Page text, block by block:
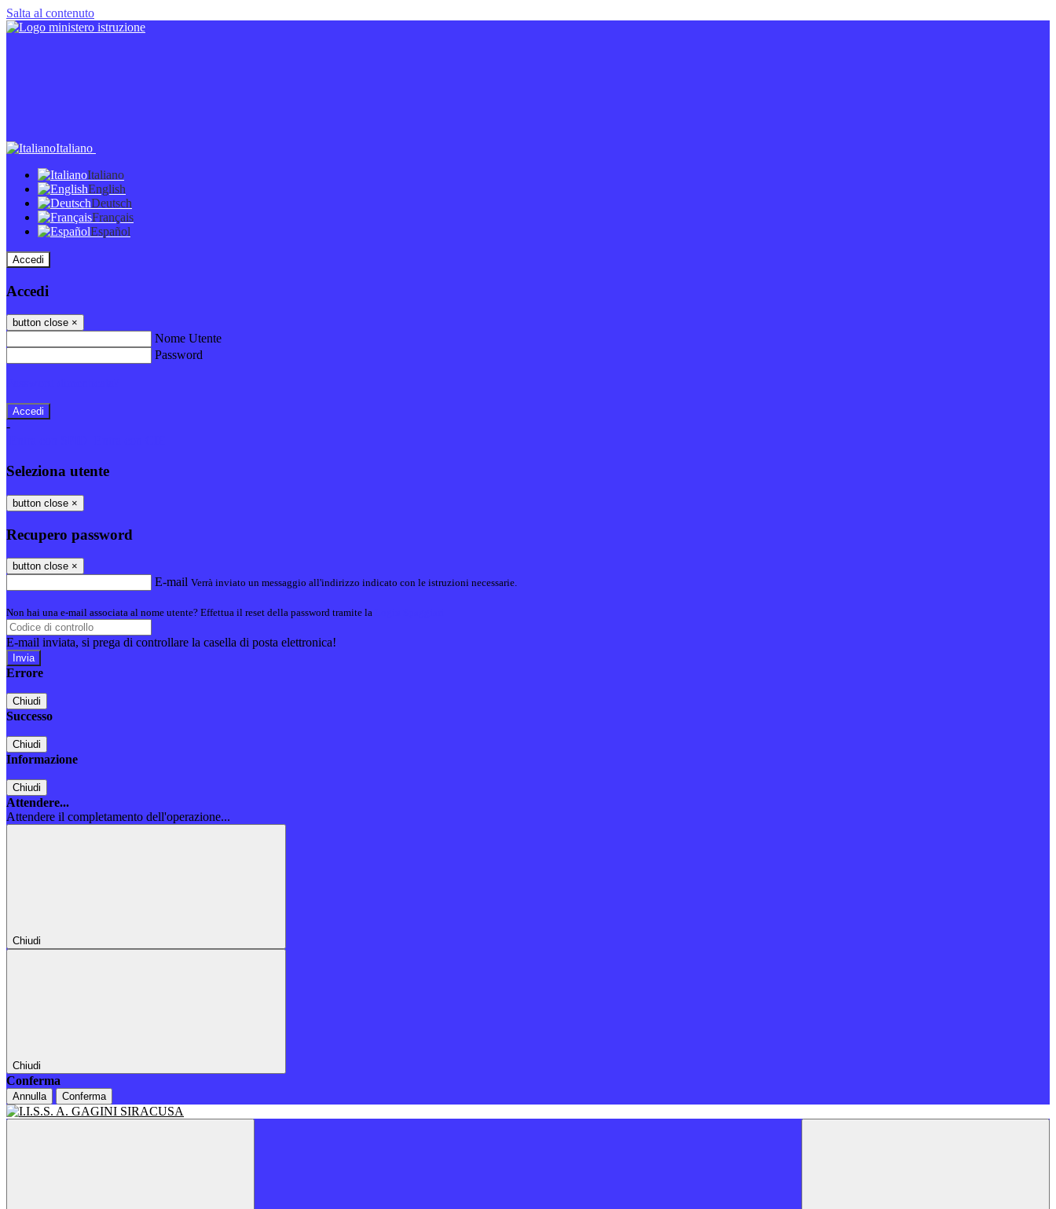
Salta al contenuto
Italiano
Italiano
English
Deutsch
Français
Español
Accedi
Accedi
button close ×
Nome Utente
Password
-
Seleziona utente
button close ×
Recupero password
button close ×
E-mail Verrà inviato un messaggio all'indirizzo indicato con le istruzioni necessarie.
Non hai una e-mail associata al nome utente? Effettua il reset della password tramite la
E-mail inviata, si prega di controllare la casella di posta elettronica!
Errore
Chiudi
Successo
Chiudi
Informazione
Chiudi
Attendere...
Attendere il completamento dell'operazione...
Chiudi
Chiudi
Conferma
Annulla Conferma